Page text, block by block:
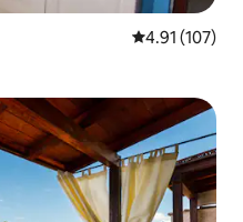
औसत रेटिंग 5 में से
4.91 (107)